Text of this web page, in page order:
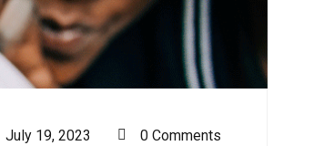
July 19, 2023 0 Comments